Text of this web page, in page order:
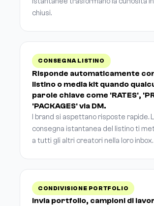
chiusi.
CONSEGNA LISTINO
Risponde automaticamente
listino o media kit quando
parole chiave come 'RATES',
'PACKAGES' via DM.
I brand si aspettano risposte rapide.
consegna istantanea del listino ti
a tutti gli altri creatori nella loro inbox.
CONDIVISIONE PORTFOLIO
Invia portfolio, campioni di